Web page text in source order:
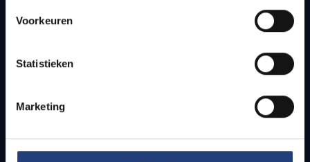
Voorkeuren
Statistieken
Marketing
Bereikbaarheid